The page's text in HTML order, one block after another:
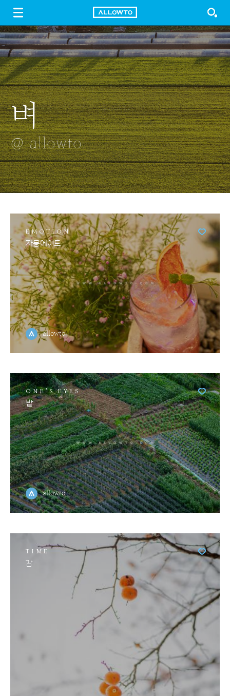
FREE DOWNLOAD GUIDE LOGIN SIGN UP
벼
@ allowto
틈으로 보는
도시
@ allowto
가뭄
@ allowto
공연장
@ allowto
양념반
프라이드반
@ allowto
EMOTION
자몽에이드
allowto
ONE'S EYES
밭
allowto
TIME
감